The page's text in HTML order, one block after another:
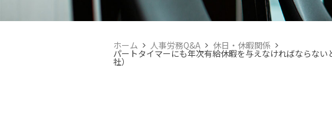
ホーム 人事労務Q&A 休日・休暇関係
パートタイマーにも年次有給休暇を与えなければならな
社）